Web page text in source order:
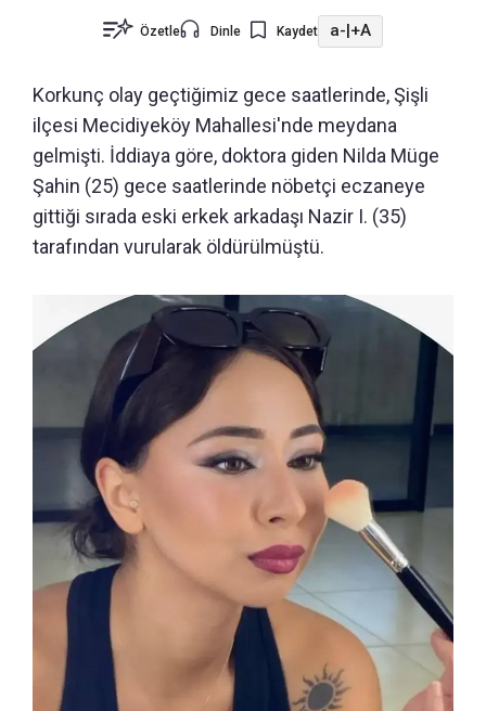
Özetle Dinle Kaydet a-|+A
Korkunç olay geçtiğimiz gece saatlerinde, Şişli
ilçesi Mecidiyeköy Mahallesi'nde meydana
gelmişti. İddiaya göre, doktora giden Nilda Müge
Şahin (25) gece saatlerinde nöbetçi eczaneye
gittiği sırada eski erkek arkadaşı Nazir I. (35)
tarafından vurularak öldürülmüştü.